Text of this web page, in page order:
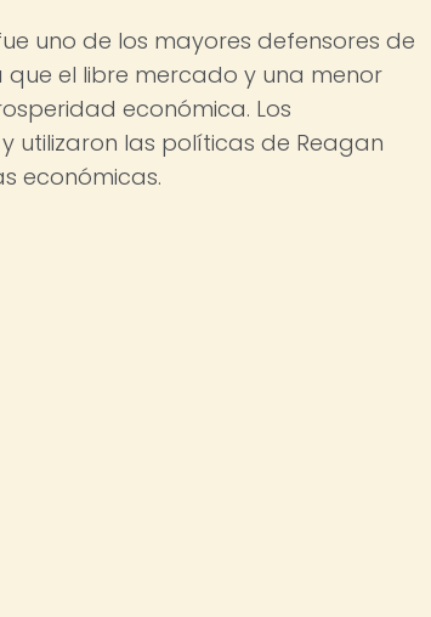
uno de los mayores defensores de
el libre mercado y una menor
económica. Los
utilizaron las políticas de Reagan
económicas.